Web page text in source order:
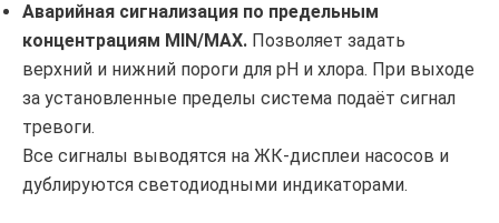
Аварийная сигнализация по предельным
концентрациям MIN/MAX. Позволяет задать
верхний и нижний пороги для pH и хлора. При выходе
за установленные пределы система подаёт сигнал
тревоги.
Все сигналы выводятся на ЖК-дисплеи насосов и
дублируются светодиодными индикаторами.